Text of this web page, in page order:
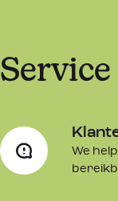
Service
We